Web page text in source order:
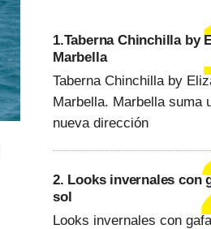
1.Taberna Chinchilla by
Marbella
Taberna Chinchilla by
Marbella. Marbella suma
nueva dirección
2. Looks invernales con
sol
Looks invernales con